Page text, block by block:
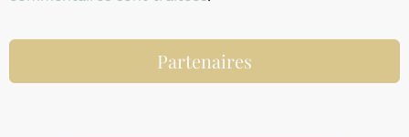
Partenaires